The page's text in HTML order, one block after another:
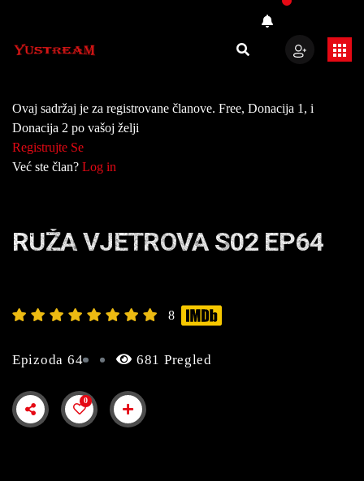
Ovaj sadržaj je za registrovane članove. Free, Donacija 1, i
Donacija 2 po vašoj želji
Registrujte Se
Već ste član? Log in
RUŽA VJETROVA S02 EP64
8
Epizoda 64 681 Pregled
0